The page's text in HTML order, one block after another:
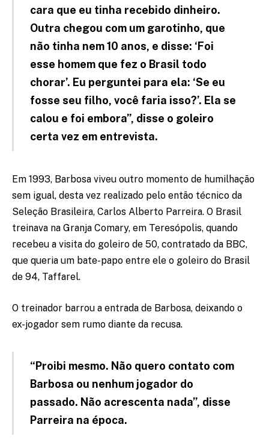
cara que eu tinha recebido dinheiro.
Outra chegou com um garotinho, que
não tinha nem 10 anos, e disse: ‘Foi
esse homem que fez o Brasil todo
chorar’. Eu perguntei para ela: ‘Se eu
fosse seu filho, você faria isso?’. Ela se
calou e foi embora”, disse o goleiro
certa vez em entrevista.
Em 1993, Barbosa viveu outro momento de humilhação
sem igual, desta vez realizado pelo então técnico da
Seleção Brasileira, Carlos Alberto Parreira. O Brasil
treinava na Granja Comary, em Teresópolis, quando
recebeu a visita do goleiro de 50, contratado da BBC,
que queria um bate-papo entre ele o goleiro do Brasil
de 94, Taffarel.
O treinador barrou a entrada de Barbosa, deixando o
ex-jogador sem rumo diante da recusa.
“Proibi mesmo. Não quero contato com
Barbosa ou nenhum jogador do
passado. Não acrescenta nada”, disse
Parreira na época.